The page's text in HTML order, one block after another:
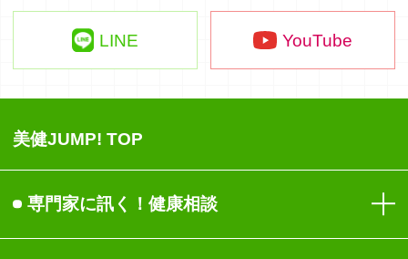
LINE YouTube
美健JUMP! TOP
専門家に訊く！健康相談